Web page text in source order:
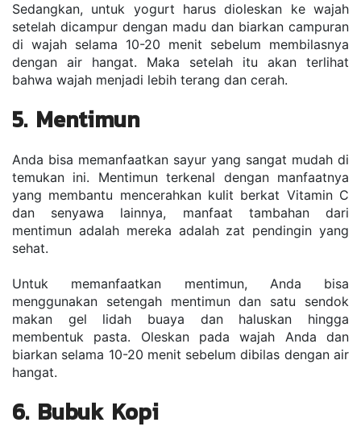
Sedangkan, untuk yogurt harus dioleskan ke wajah
setelah dicampur dengan madu dan biarkan campuran
di wajah selama 10-20 menit sebelum membilasnya
dengan air hangat. Maka setelah itu akan terlihat
bahwa wajah menjadi lebih terang dan cerah.
5. Mentimun
Anda bisa memanfaatkan sayur yang sangat mudah di
temukan ini. Mentimun terkenal dengan manfaatnya
yang membantu mencerahkan kulit berkat Vitamin C
dan senyawa lainnya, manfaat tambahan dari
mentimun adalah mereka adalah zat pendingin yang
sehat.
Untuk memanfaatkan mentimun, Anda bisa
menggunakan setengah mentimun dan satu sendok
makan gel lidah buaya dan haluskan hingga
membentuk pasta. Oleskan pada wajah Anda dan
biarkan selama 10-20 menit sebelum dibilas dengan air
hangat.
6. Bubuk Kopi